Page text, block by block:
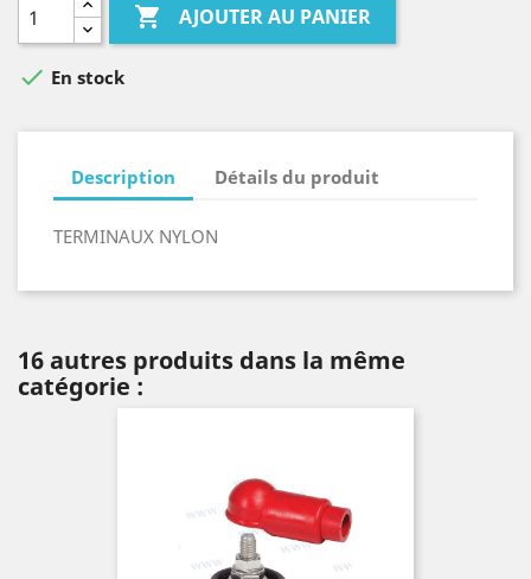
 AJOUTER AU PANIER
 En stock
Description Détails du produit
TERMINAUX NYLON
16 autres produits dans la même
catégorie :